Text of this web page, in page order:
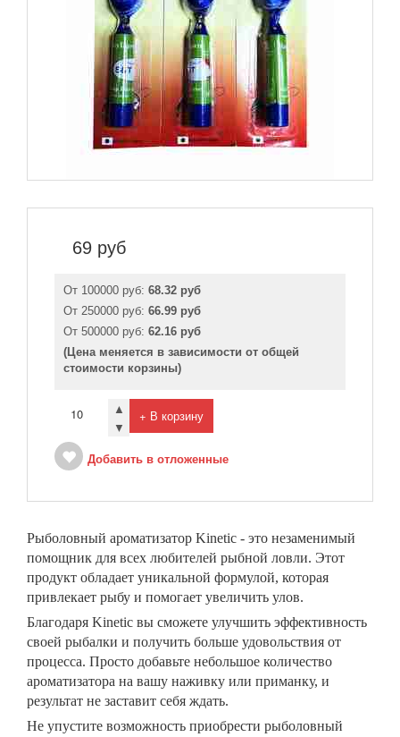
69 руб
От 100000 руб: 68.32 руб
От 250000 руб: 66.99 руб
От 500000 руб: 62.16 руб
(Цена меняется в зависимости от общей
стоимости корзины)
▲
▼
+ В корзину
Добавить в отложенные
Рыболовный ароматизатор Kinetic - это незаменимый
помощник для всех любителей рыбной ловли. Этот
продукт обладает уникальной формулой, которая
привлекает рыбу и помогает увеличить улов.
Благодаря Kinetic вы сможете улучшить эффективность
своей рыбалки и получить больше удовольствия от
процесса. Просто добавьте небольшое количество
ароматизатора на вашу наживку или приманку, и
результат не заставит себя ждать.
Не упустите возможность приобрести рыболовный